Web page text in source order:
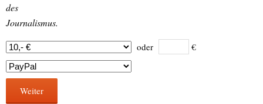
des
Journalismus.
oder €
Weiter